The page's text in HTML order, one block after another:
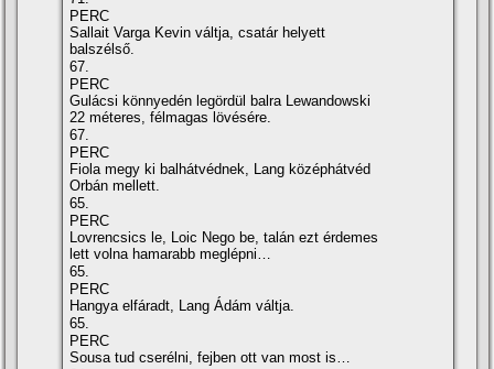
PERC
Sallait Varga Kevin váltja, csatár helyett
balszélső.
67.
PERC
Gulácsi könnyedén legördül balra Lewandowski
22 méteres, félmagas lövésére.
67.
PERC
Fiola megy ki balhátvédnek, Lang középhátvéd
Orbán mellett.
65.
PERC
Lovrencsics le, Loic Nego be, talán ezt érdemes
lett volna hamarabb meglépni…
65.
PERC
Hangya elfáradt, Lang Ádám váltja.
65.
PERC
Sousa tud cserélni, fejben ott van most is…